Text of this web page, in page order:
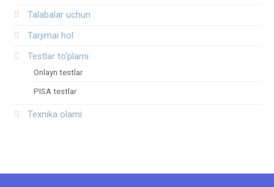
Talabalar uchun
Tarjimai hol
Testlar to‘plami
Onlayn testlar
PISA testlar
Texnika olami